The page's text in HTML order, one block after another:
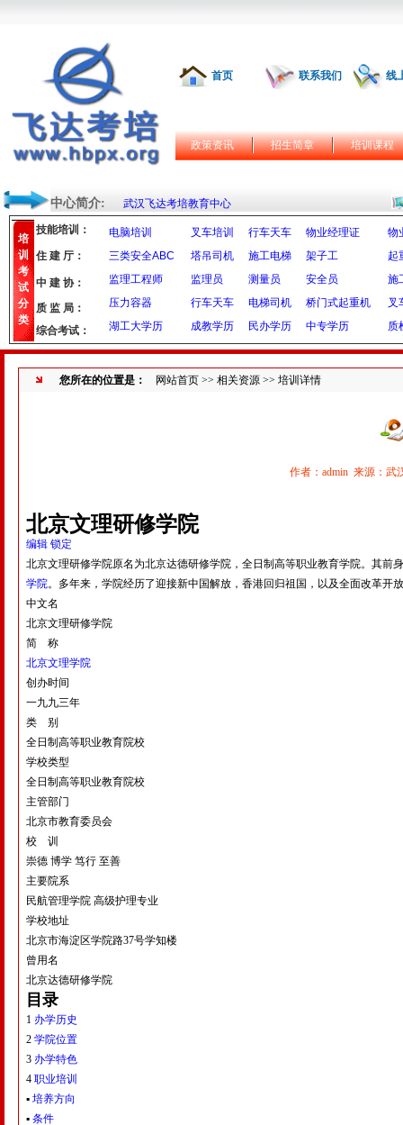
首页 联系我们 线
政策资讯 招生简章 培训课程
中心简介: 武汉飞达考培教育中心
培
训
考
试
分
类
技能培训： 电脑培训 叉车培训 行车天车 物业经理证
物
三类安全ABC
塔吊司机 施工电梯 架子工
起
监理工程师
监理员 测量员 安全员
施
压力容器
行车天车 电梯司机 桥门式起重机
叉
湖工大学历
成教学历 民办学历 中专学历 质
住 建 厅：
中 建 协：
质 监 局：
综合考试：
您所在的位置是： 网站首页 >> 相关资源 >> 培训详情
作者：admin 来源：武
北京文理研修学院
编辑 锁定
北京文理研修学院原名为北京达德研修学院，全日制高等职业教育学院。其前
学院。多年来，学院经历了迎接新中国解放，香港回归祖国，以及全面改革
中文名
北京文理研修学院
简 称
北京文理学院
创办时间
一九九三年
类 别
全日制高等职业教育院校
学校类型
全日制高等职业教育院校
主管部门
北京市教育委员会
校 训
崇德 博学 笃行 至善
主要院系
民航管理学院 高级护理专业
学校地址
北京市海淀区学院路37号学知楼
曾用名
北京达德研修学院
目录
1 办学历史
2 学院位置
3 办学特色
4 职业培训
▪ 培养方向
▪ 条件